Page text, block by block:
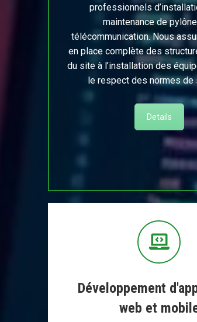
professionnels
maintenance de
télécommunication. Nous
en place complète des
du site à l’installation des
le respect des normes de
Details
Développement
web et